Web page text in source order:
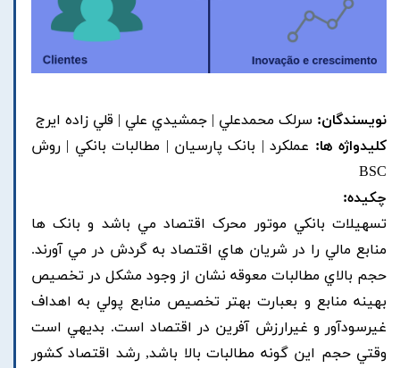
نویسندگان: سرلک محمدعلي | جمشيدي علي | قلي زاده ايرج
کلیدواژه ها: عملکرد | بانک پارسيان | مطالبات بانکي | روش
BSC
چکیده:
تسهيلات بانکي موتور محرک اقتصاد مي باشد و بانک ها
منابع مالي را در شريان هاي اقتصاد به گردش در مي آورند.
حجم بالاي مطالبات معوقه نشان از وجود مشکل در تخصيص
بهينه منابع و بعبارت بهتر تخصيص منابع پولي به اهداف
غيرسودآور و غيرارزش آفرين در اقتصاد است. بديهي است
وقتي حجم اين گونه مطالبات بالا باشد, رشد اقتصاد کشور